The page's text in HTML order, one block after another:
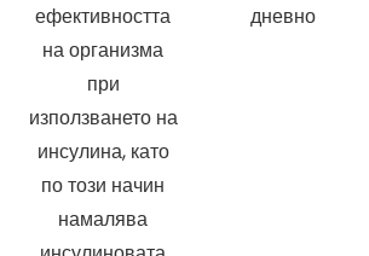
ефективността
на организма
при
използването на
инсулина, като
по този начин
намалява
дневно